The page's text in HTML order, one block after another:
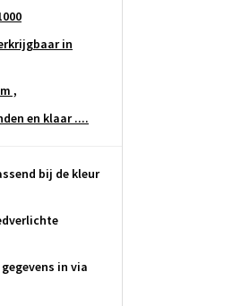
in
,
en klaar ....
bij de kleur
in via